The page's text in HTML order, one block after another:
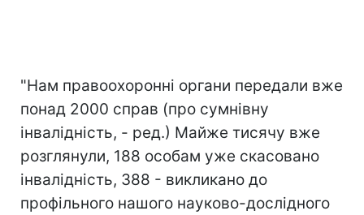
"Нам правоохоронні органи передали вже
понад 2000 справ (про сумнівну
інвалідність, - ред.) Майже тисячу вже
розглянули, 188 особам уже скасовано
інвалідність, 388 - викликано до
профільного нашого науково-дослідного